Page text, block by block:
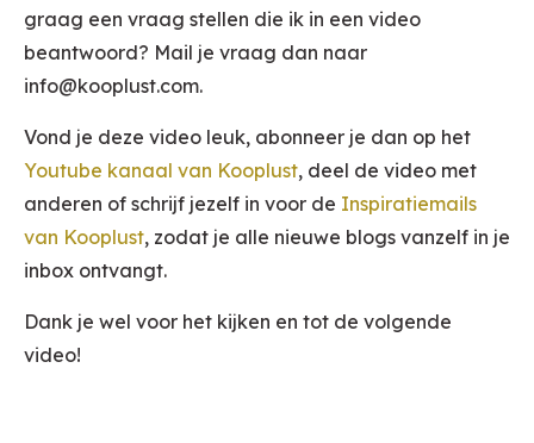
graag een vraag stellen die ik in een video
beantwoord? Mail je vraag dan naar
info@kooplust.com.
Vond je deze video leuk, abonneer je dan op het
Youtube kanaal van Kooplust, deel de video met
anderen of schrijf jezelf in voor de Inspiratiemails
van Kooplust, zodat je alle nieuwe blogs vanzelf in je
inbox ontvangt.
Dank je wel voor het kijken en tot de volgende
video!